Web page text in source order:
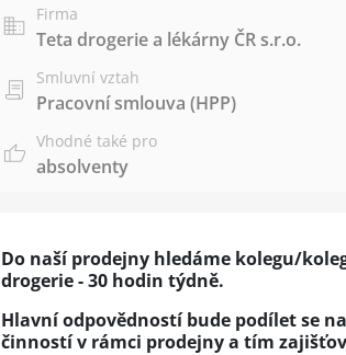
Firma
Teta drogerie a lékárny ČR s.r.o.
Smluvní vztah
Pracovní smlouva (HPP)
Vhodné také pro
absolventy
Do naší prodejny hledáme kolegu/
drogerie - 30 hodin týdně.
Hlavní odpovědností bude podílet se
činností v rámci prodejny a tím